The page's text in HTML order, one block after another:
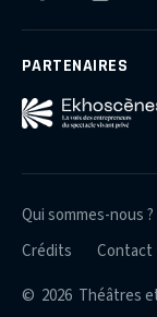
PARTENAIRES
© 2026 Théâtres
Qui sommes-nous ?
Crédits
Contact